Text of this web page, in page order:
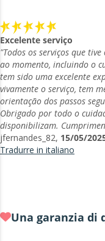
Domande
❓ Quanto
📱 Posso leggerlo sul
🌟 È un oroscopo
💕 Sono single.
💳 Quali metodi di
📧 Come posso
🔮 Non conosco il mio
Excelente serviço
"Todos os serviços que
ao momento, incluindo o
tem sido uma excelente
vivamente o serviço, tem
orientação dos passos
Obrigado por todo o
disponibilizam.
jfernandes_82, 15/05/
Tradurre in italiano
Una garanzia di